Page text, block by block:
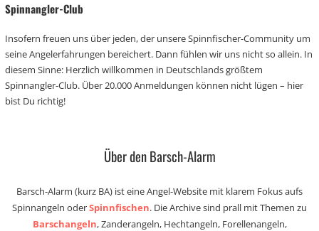
Spinnangler-Club
Insofern freuen uns über jeden, der unsere Spinnfischer-Community um
seine Angelerfahrungen bereichert. Dann fühlen wir uns nicht so allein. In
diesem Sinne: Herzlich willkommen in Deutschlands größtem
Spinnangler-Club. Über 20.000 Anmeldungen können nicht lügen – hier
bist Du richtig!
Über den Barsch-Alarm
Barsch-Alarm (kurz BA) ist eine Angel-Website mit klarem Fokus aufs
Spinnangeln oderSpinnfischen. Die Archive sind prall mit Themen zu
Barschangeln, Zanderangeln, Hechtangeln, Forellenangeln,